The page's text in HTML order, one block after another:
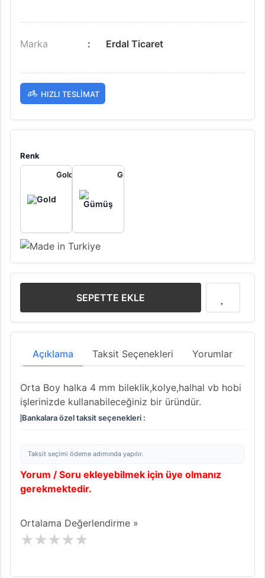
Marka Erdal Ticaret
HIZLI TESLIMAT
Renk
Gold
Gümüş
SEPETTE EKLE
Açıklama Taksit Seçenekleri Yorumlar
Orta Boy halka 4 mm bileklik,kolye,halhal vb hobi
işlerinizde kullanabileceğiniz bir üründür.
Bankalara özel taksit seçenekleri :
Taksit seçimi ödeme adımında yapılır.
Yorum / Soru ekleyebilmek için üye olmanız
gerekmektedir.
Ortalama Değerlendirme »